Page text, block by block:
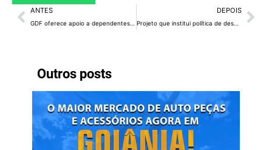
Outros posts
ANTES DEPOIS
Projeto que institui política de desarmamento no DF está em tramitação na CLDF